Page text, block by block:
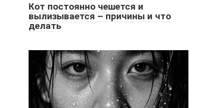
Кот постоянно чешется и
вылизывается – причины и что
делать